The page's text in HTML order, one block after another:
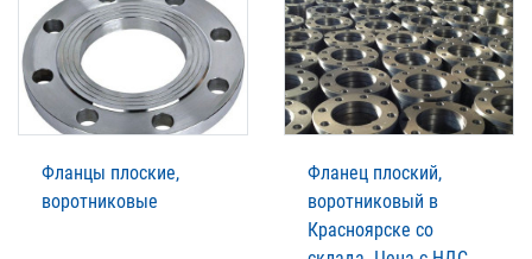
Фланцы плоские,
воротниковые
Фланец плоский,
воротниковый в
Красноярске со